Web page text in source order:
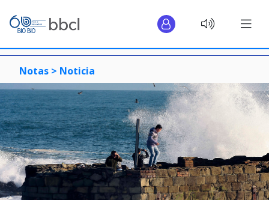
Notas > Noticia